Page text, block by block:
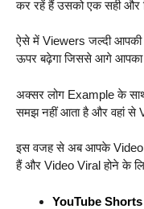
कर रहें हैं उसको एक सही
ऐसे में Viewers जल्दी आपकी
ऊपर बढ़ेगा जिससे आगे आपका
अक्सर लोग Example के
समझ नहीं आता है और वहां से
इस वजह से अब आपके Video
हैं और Video Viral होने के
YouTube